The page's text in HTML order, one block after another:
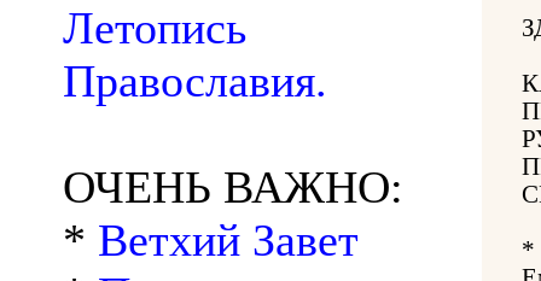
Летопись
Православия.
ОЧЕНЬ ВАЖНО:
* Ветхий Завет
*